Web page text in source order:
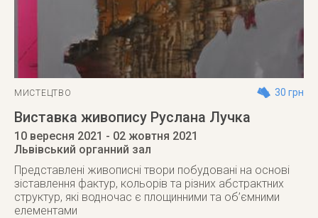
МИСТЕЦТВО 30 грн
Виставка живопису Руслана Лучка
10 вересня 2021 - 02 жовтня 2021
Львівський органний зал
Представлені живописні твори побудовані на основі
зіставлення фактур, кольорів та різних абстрактних
структур, які водночас є площинними та об’ємними
елементами